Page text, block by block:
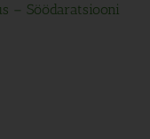
– Söödaratsiooni